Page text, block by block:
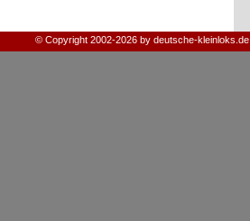
© Copyright 2002-2026 by deutsche-kleinloks.de